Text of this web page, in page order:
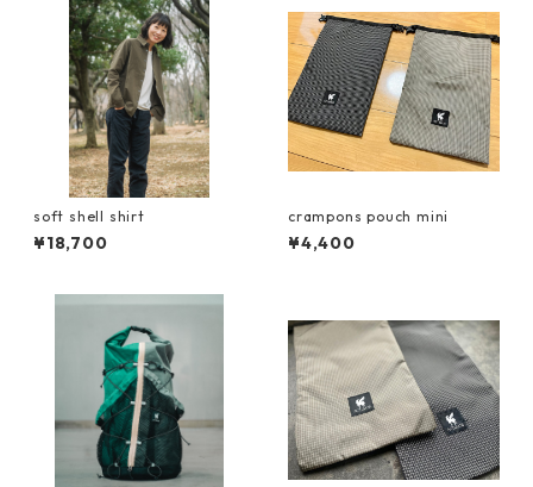
soft shell shirt
¥18,700
crampons pouch mini
¥4,400